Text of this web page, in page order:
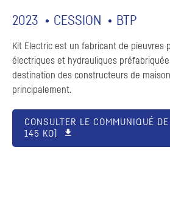
2023 CESSION BTP
Kit Electric est un fabricant de pieuvres
électriques et hydrauliques
destination des constructeurs de
principalement.
CONSULTER LE COMMUNIQUÉ DE
145 KO]